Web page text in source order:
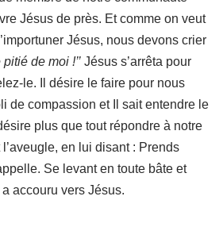
Jésus de près. Et comme on veut
Jésus, nous devons crier
pitié de moi !’’ Jésus s’arrêta pour
le. Il désire le faire pour nous
de compassion et Il sait entendre le
plus que tout répondre à notre
en lui disant : Prends
Se levant en toute bâte et
accouru vers Jésus.